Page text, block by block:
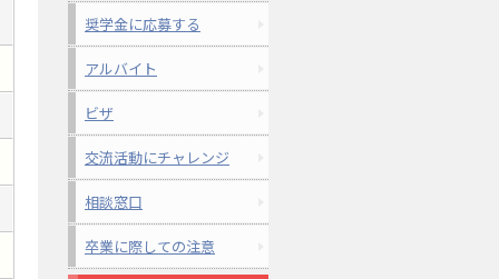
奨学金に応募する
アルバイト
ビザ
交流活動にチャレンジ
相談窓口
卒業に際しての注意